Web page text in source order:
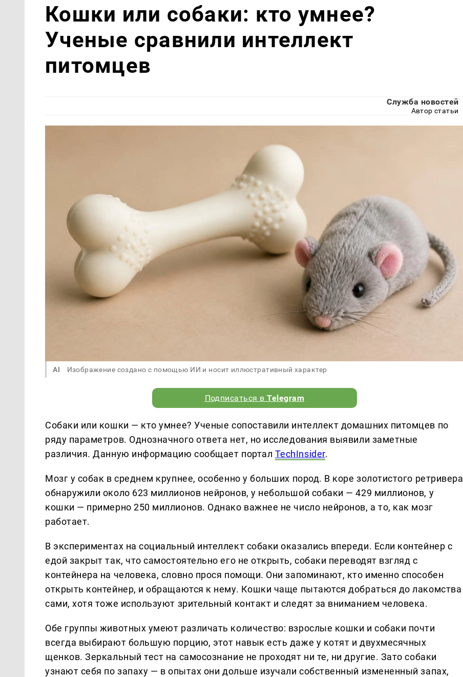
Кошки или собаки: кто умнее?
Ученые сравнили интеллект
питомцев
Служба новостей
Автор статьи
AI Изображение создано с помощью ИИ и носит иллюстративный характер
Подписаться вTelegram
Собаки или кошки — кто умнее? Ученые сопоставили интеллект домашних питомцев по
ряду параметров. Однозначного ответа нет, но исследования выявили заметные
различия. Данную информацию сообщает портал TechInsider.
Мозг у собак в среднем крупнее, особенно у больших пород. В коре золотистого ретривера
обнаружили около 623 миллионов нейронов, у небольшой собаки — 429 миллионов, у
кошки — примерно 250 миллионов. Однако важнее не число нейронов, а то, как мозг
работает.
В экспериментах на социальный интеллект собаки оказались впереди. Если контейнер с
едой закрыт так, что самостоятельно его не открыть, собаки переводят взгляд с
контейнера на человека, словно прося помощи. Они запоминают, кто именно способен
открыть контейнер, и обращаются к нему. Кошки чаще пытаются добраться до лакомства
сами, хотя тоже используют зрительный контакт и следят за вниманием человека.
Обе группы животных умеют различать количество: взрослые кошки и собаки почти
всегда выбирают большую порцию, этот навык есть даже у котят и двухмесячных
щенков. Зеркальный тест на самосознание не проходят ни те, ни другие. Зато собаки
узнают себя по запаху — в опытах они дольше изучали собственный измененный запах,